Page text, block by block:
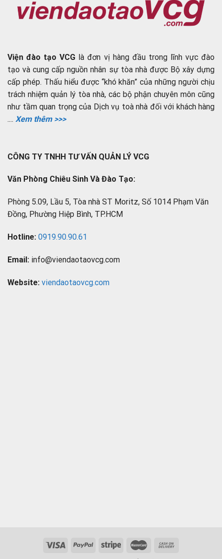
Viện đào tạo VCG là đơn vị hàng đầu trong lĩnh vực đào
tạo và cung cấp nguồn nhân sự tòa nhà được Bộ xây dựng
cấp phép. Thấu hiểu được “khó khăn” của những người chịu
trách nhiệm quản lý tòa nhà, các bộ phận chuyên môn cũng
như tầm quan trọng của Dịch vụ toà nhà đối với khách hàng
.... Xem thêm >>>
CÔNG TY TNHH TƯ VẤN QUẢN LÝ VCG
Văn Phòng Chiêu Sinh Và Đào Tạo:
Phòng 5.09, Lầu 5, Tòa nhà ST Moritz, Số 1014 Phạm Văn
Đồng, Phường Hiệp Bình, TP.HCM
Hotline: 0919.90.90.61
Email: info@viendaotaovcg.com
Website: viendaotaovcg.com